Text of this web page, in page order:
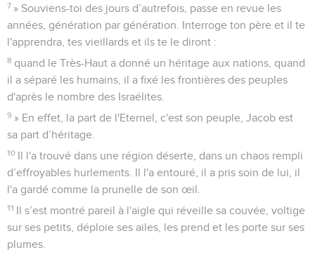
7 » Souviens-toi des jours d’autrefois, passe en revue les
années, génération par génération. Interroge ton père et il te
l'apprendra, tes vieillards et ils te le diront :
8 quand le Très-Haut a donné un héritage aux nations, quand
il a séparé les humains, il a fixé les frontières des peuples
d'après le nombre des Israélites.
9 » En effet, la part de l'Eternel, c'est son peuple, Jacob est
sa part d’héritage.
10 Il l'a trouvé dans une région déserte, dans un chaos rempli
d’effroyables hurlements. Il l'a entouré, il a pris soin de lui, il
l'a gardé comme la prunelle de son œil.
11 Il s’est montré pareil à l'aigle qui réveille sa couvée, voltige
sur ses petits, déploie ses ailes, les prend et les porte sur ses
plumes.